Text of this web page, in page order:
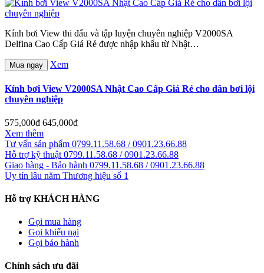
Kính bơi View thi đấu và tập luyện chuyên nghiệp V2000SA
Delfina Cao Cấp Giá Rẻ được nhập khẩu từ Nhật…
Mua ngay Xem
Kính bơi View V2000SA Nhật Cao Cấp Giá Rẻ cho dân bơi lội
chuyên nghiệp
575,000đ 645,000đ
Xem thêm
Tư vấn sản phẩm 0799.11.58.68 / 0901.23.66.88
Hỗ trợ kỹ thuật 0799.11.58.68 / 0901.23.66.88
Giao hàng - Bảo hành 0799.11.58.68 / 0901.23.66.88
Uy tín lâu năm Thương hiệu số 1
Hỗ trợ KHÁCH HÀNG
Gọi mua hàng
Gọi khiếu nại
Gọi bảo hành
Chính sách ưu đãi